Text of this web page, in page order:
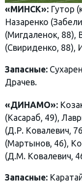
«МИНСК»: Гутор
Назаренко
(Мигдаленок, 88),
(Свириденко, 88),
Запасные:
Драчев.
«ДИНАМО»:
(Касараб, 49),
(Д.Р. Ковалевич,
(Мартынов, 46),
(Д.М. Ковалевич,
Запасные: